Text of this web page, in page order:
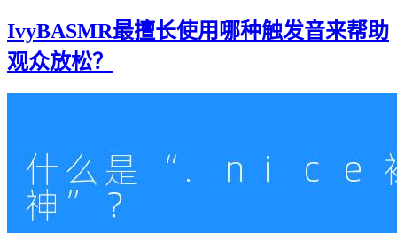
IvyBASMR最擅长使用哪种触发音来帮助
观众放松？